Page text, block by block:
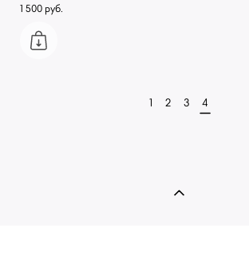
1 500 pуб.
1 2 3 4